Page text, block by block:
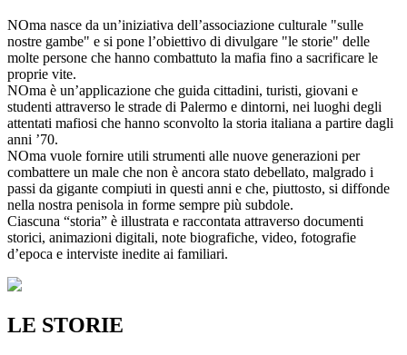
NOma nasce da un’iniziativa dell’associazione culturale "sulle
nostre gambe" e si pone l’obiettivo di divulgare "le storie" delle
molte persone che hanno combattuto la mafia fino a sacrificare le
proprie vite.
NOma è un’applicazione che guida cittadini, turisti, giovani e
studenti attraverso le strade di Palermo e dintorni, nei luoghi degli
attentati mafiosi che hanno sconvolto la storia italiana a partire dagli
anni ’70.
NOma vuole fornire utili strumenti alle nuove generazioni per
combattere un male che non è ancora stato debellato, malgrado i
passi da gigante compiuti in questi anni e che, piuttosto, si diffonde
nella nostra penisola in forme sempre più subdole.
Ciascuna “storia” è illustrata e raccontata attraverso documenti
storici, animazioni digitali, note biografiche, video, fotografie
d’epoca e interviste inedite ai familiari.
LE STORIE